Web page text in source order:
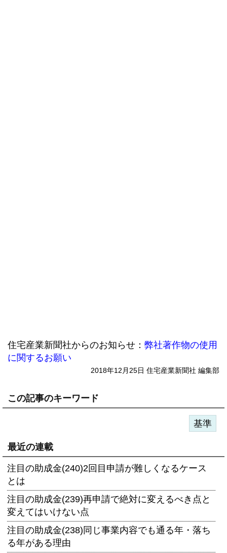
住宅産業新聞社からのお知らせ： 弊社著作物の使用
に関するお願い
2018年12月25日 住宅産業新聞社 編集部
この記事のキーワード
基準
最近の連載
注目の助成金(240)2回目申請が難しくなるケース
とは
注目の助成金(239)再申請で絶対に変えるべき点と
変えてはいけない点
注目の助成金(238)同じ事業内容でも通る年・落ち
る年がある理由